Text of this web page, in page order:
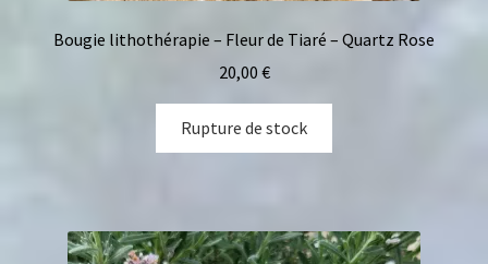
Bougie lithothérapie – Fleur de Tiaré – Quartz Rose
20,00 €
Rupture de stock